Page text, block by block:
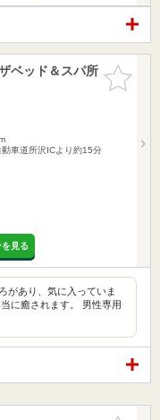
お気に入
りに追加
ベッド＆スパ所
車道所沢ICより約15分
見る
があり、気に入っていま
に癒されます。 男性専用